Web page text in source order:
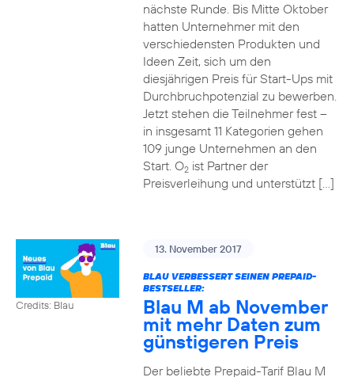
nächste Runde. Bis Mitte Oktober
hatten Unternehmer mit den
verschiedensten Produkten und
Ideen Zeit, sich um den
diesjährigen Preis für Start-Ups mit
Durchbruchpotenzial zu bewerben.
Jetzt stehen die Teilnehmer fest –
in insgesamt 11 Kategorien gehen
109 junge Unternehmen an den
Start. O2ist Partner der
Preisverleihung und unterstützt […]
Credits: Blau
13. November 2017
BLAU VERBESSERT SEINEN PREPAID-
BESTSELLER:
Blau M ab November
mit mehr Daten zum
günstigeren Preis
Der beliebte Prepaid-Tarif Blau M